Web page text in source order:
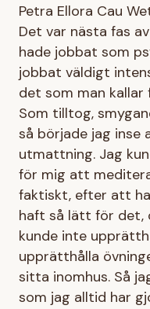
Petra Ellora Cau
Det var nästa fas
hade jobbat som
jobbat väldigt
det som man
Som tilltog,
så började jag inse
utmattning. Jag
för mig att
faktiskt, efter att
haft så lätt för det,
kunde inte
upprätthålla
sitta inomhus. Så
som jag alltid har